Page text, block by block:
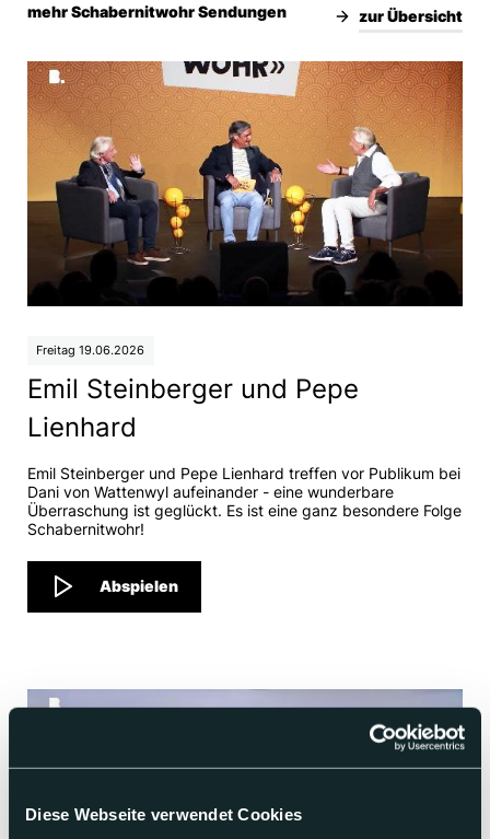
Diese Webseite verwendet Cookies
mehr Schabernitwohr Sendungen zur Übersicht
Freitag 19.06.2026
Emil Steinberger und Pepe
Lienhard
Emil Steinberger und Pepe Lienhard treffen vor Publikum bei
Dani von Wattenwyl aufeinander - eine wunderbare
Überraschung ist geglückt. Es ist eine ganz besondere Folge
Schabernitwohr!
Abspielen